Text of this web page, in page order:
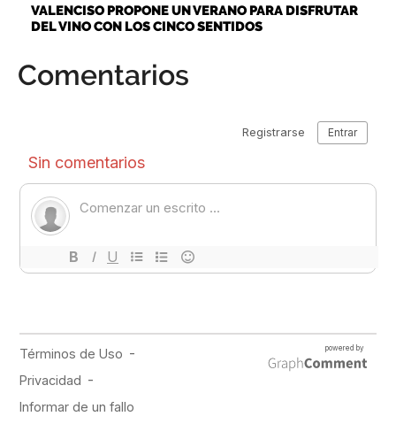
VALENCISO PROPONE UN VERANO PARA DISFRUTAR
DEL VINO CON LOS CINCO SENTIDOS
Comentarios